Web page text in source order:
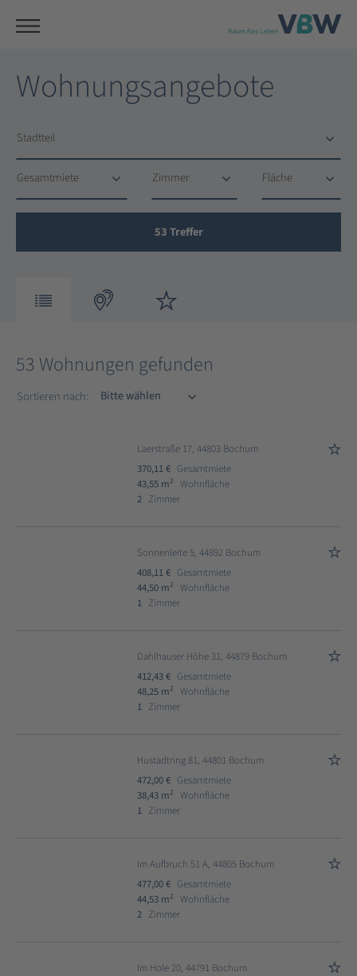
Wohnungsangebote
Stadtteil
Gesamtmiete Zimmer Fläche
53Treffer
53 Wohnungen gefunden
Sortieren nach:
Laerstraße 17, 44803 Bochum
370,11 € Gesamtmiete
43,55 m2
Wohnfläche
2 Zimmer
Sonnenleite 5, 44892 Bochum
408,11 € Gesamtmiete
44,50 m2
Wohnfläche
1 Zimmer
Dahlhauser Höhe 31, 44879 Bochum
412,43 € Gesamtmiete
48,25 m2
Wohnfläche
1 Zimmer
Hustadtring 81, 44801 Bochum
472,00 € Gesamtmiete
38,43 m2
Wohnfläche
1 Zimmer
Im Aufbruch 51 A, 44805 Bochum
477,00 € Gesamtmiete
44,53 m2
Wohnfläche
2 Zimmer
Im Hole 20, 44791 Bochum